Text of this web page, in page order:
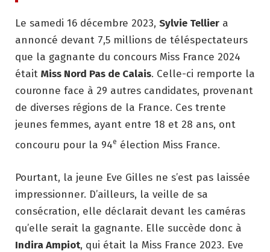
Le samedi 16 décembre 2023, Sylvie Tellier a
annoncé devant 7,5 millions de téléspectateurs
que la gagnante du concours Miss France 2024
était Miss Nord Pas de Calais. Celle-ci remporte la
couronne face à 29 autres candidates, provenant
de diverses régions de la France. Ces trente
jeunes femmes, ayant entre 18 et 28 ans, ont
concouru pour la 94e élection Miss France.
Pourtant, la jeune Eve Gilles ne s’est pas laissée
impressionner. D’ailleurs, la veille de sa
consécration, elle déclarait devant les caméras
qu’elle serait la gagnante. Elle succède donc à
Indira Ampiot, qui était la Miss France 2023. Eve